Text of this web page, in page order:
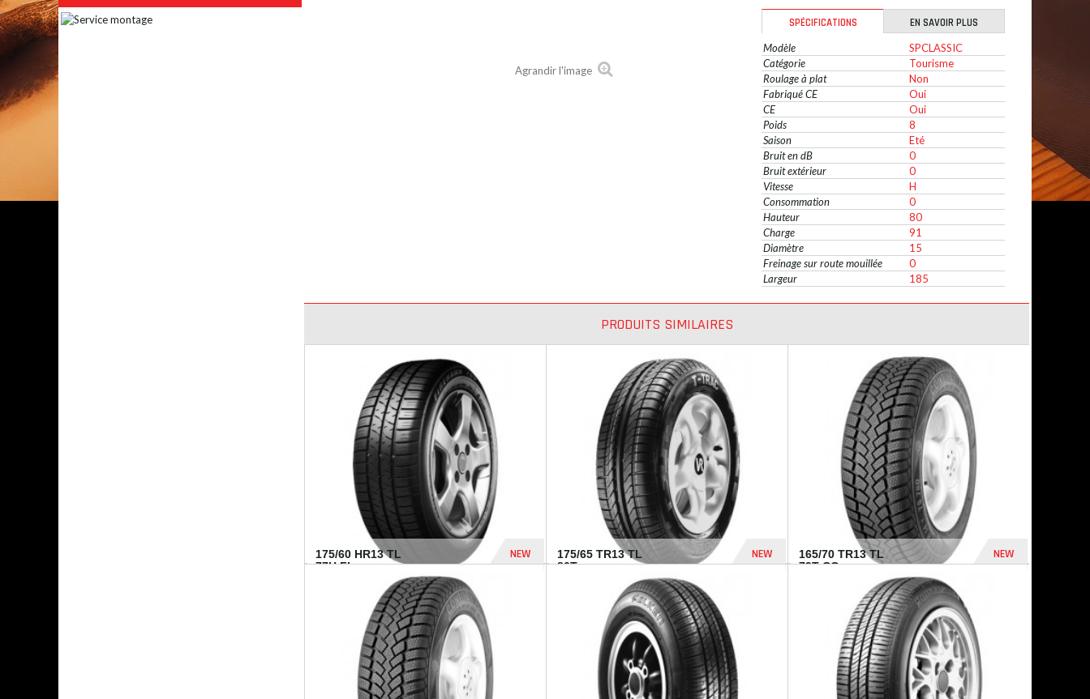
Agrandir l'image
SPÉCIFICATIONS
EN SAVOIR PLUS
Modèle
SPCLASSIC
Catégorie
Tourisme
Roulage à plat
Non
Fabriqué CE
Oui
CE
Oui
Poids
8
Saison
Eté
Bruit en dB
0
Bruit extérieur
0
Vitesse
H
Consommation
0
Hauteur
80
Charge
91
Diamètre
15
Freinage sur route mouillée
0
Largeur
185
PRODUITS SIMILAIRES
175/60 HR13 TL
77H FI...
NEW
394 Dhs
175/65 TR13 TL
80T...
NEW
165/70 TR13 TL
79T CO...
NEW
364 Dhs